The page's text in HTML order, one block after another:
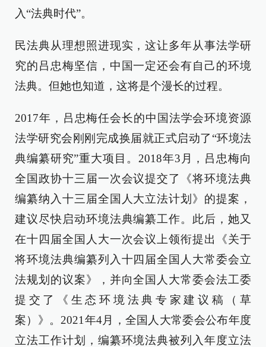
入“法典时代”。
民法典从理想照进现实，这让多年从事法学研
究的吕忠梅坚信，中国一定还会有自己的环境
法典。但她也知道，这将是个漫长的过程。
2017年，吕忠梅任会长的中国法学会环境资源
法学研究会刚刚完成换届就正式启动了“环境法
典编纂研究”重大项目。2018年3月，吕忠梅向
全国政协十三届一次会议提交了《将环境法典
编纂纳入十三届全国人大立法计划》的提案，
建议尽快启动环境法典编纂工作。此后，她又
在十四届全国人大一次会议上领衔提出《关于
将环境法典编纂列入十四届全国人大常委会立
法规划的议案》，并向全国人大常委会法工委
提交了《生态环境法典专家建议稿（草
案）》。2021年4月，全国人大常委会公布年度
立法工作计划，编纂环境法典被列入年度立法